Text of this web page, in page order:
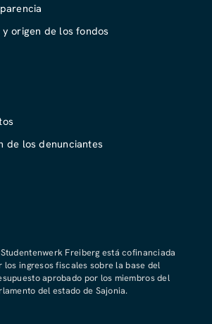
origen de los fondos
de los denunciantes
Studentenwerk Freiberg está cofinanciada
los ingresos fiscales sobre la base del
aprobado por los miembros del
del estado de Sajonia.